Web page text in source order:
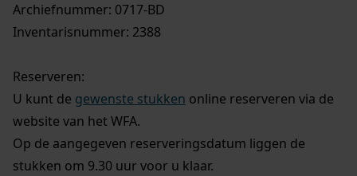
Archiefnummer: 0717-BD
Inventarisnummer: 2388
Reserveren:
U kunt de gewenste stukken online reserveren via de
website van het WFA.
Op de aangegeven reserveringsdatum liggen de
stukken om 9.30 uur voor u klaar.